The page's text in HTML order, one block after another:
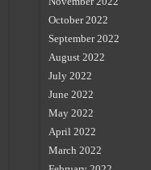
October 2022
September 2022
August 2022
July 2022
June 2022
May 2022
April 2022
March 2022